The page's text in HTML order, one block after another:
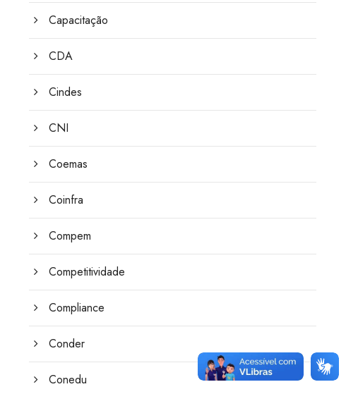
Capacitação
CDA
Cindes
CNI
Coemas
Coinfra
Compem
Competitividade
Compliance
Conder
Conedu